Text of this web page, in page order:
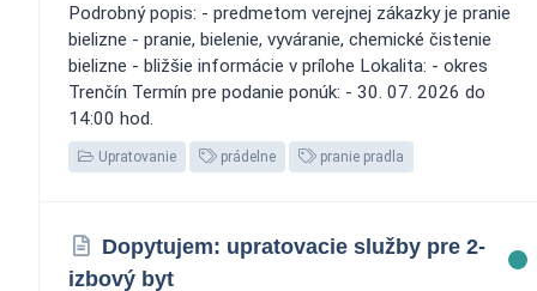
Podrobný popis: - predmetom verejnej zákazky je pranie
bielizne - pranie, bielenie, vyváranie, chemické čistenie
bielizne - bližšie informácie v prílohe Lokalita: - okres
Trenčín Termín pre podanie ponúk: - 30. 07. 2026 do
14:00 hod.
Upratovanie prádelne pranie pradla
Dopytujem: upratovacie služby pre 2-
izbový byt